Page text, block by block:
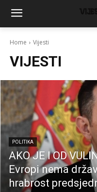
Home Vijesti
VIJESTI
POLITIKA
AKO JE I OD
Evropi nema
hrabrost